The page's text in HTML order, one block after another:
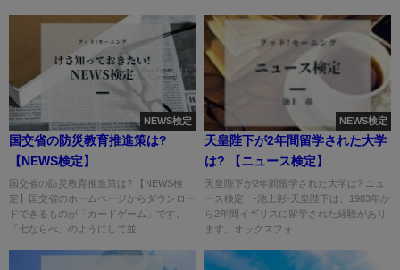
NEWS検定
国交省の防災教育推進策は?
【NEWS検定】
国交省の防災教育推進策は? 【NEWS検
定】国交省のホームページからダウンロー
ドできるものが「カードゲーム」です。
「七ならべ」のようにして並...
NEWS検定
天皇陛下が2年間留学された大学
は? 【ニュース検定】
天皇陛下が2年間留学された大学は? ニュ
ース検定 -池上彰-天皇陛下は、1983年か
ら2年間イギリスに留学された経験があり
ます。オックスフォ...